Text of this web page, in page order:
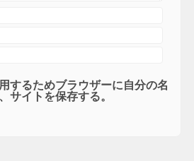
するためブラウザーに自分の名
サイトを保存する。